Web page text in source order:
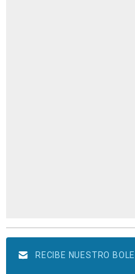
RECIBE NUESTRO